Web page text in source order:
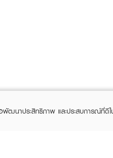
● สามารถใช้ได้ทั้งกลางวันแ
● ทาซ้ำเมื่อรู้สึกว่าริมฝีปาก
อพัฒนาประสิทธิภาพ และประสบการณ์ที่